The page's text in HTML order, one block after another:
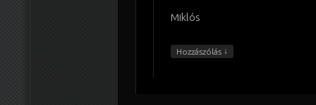
Miklós
Hozzászólás ↓